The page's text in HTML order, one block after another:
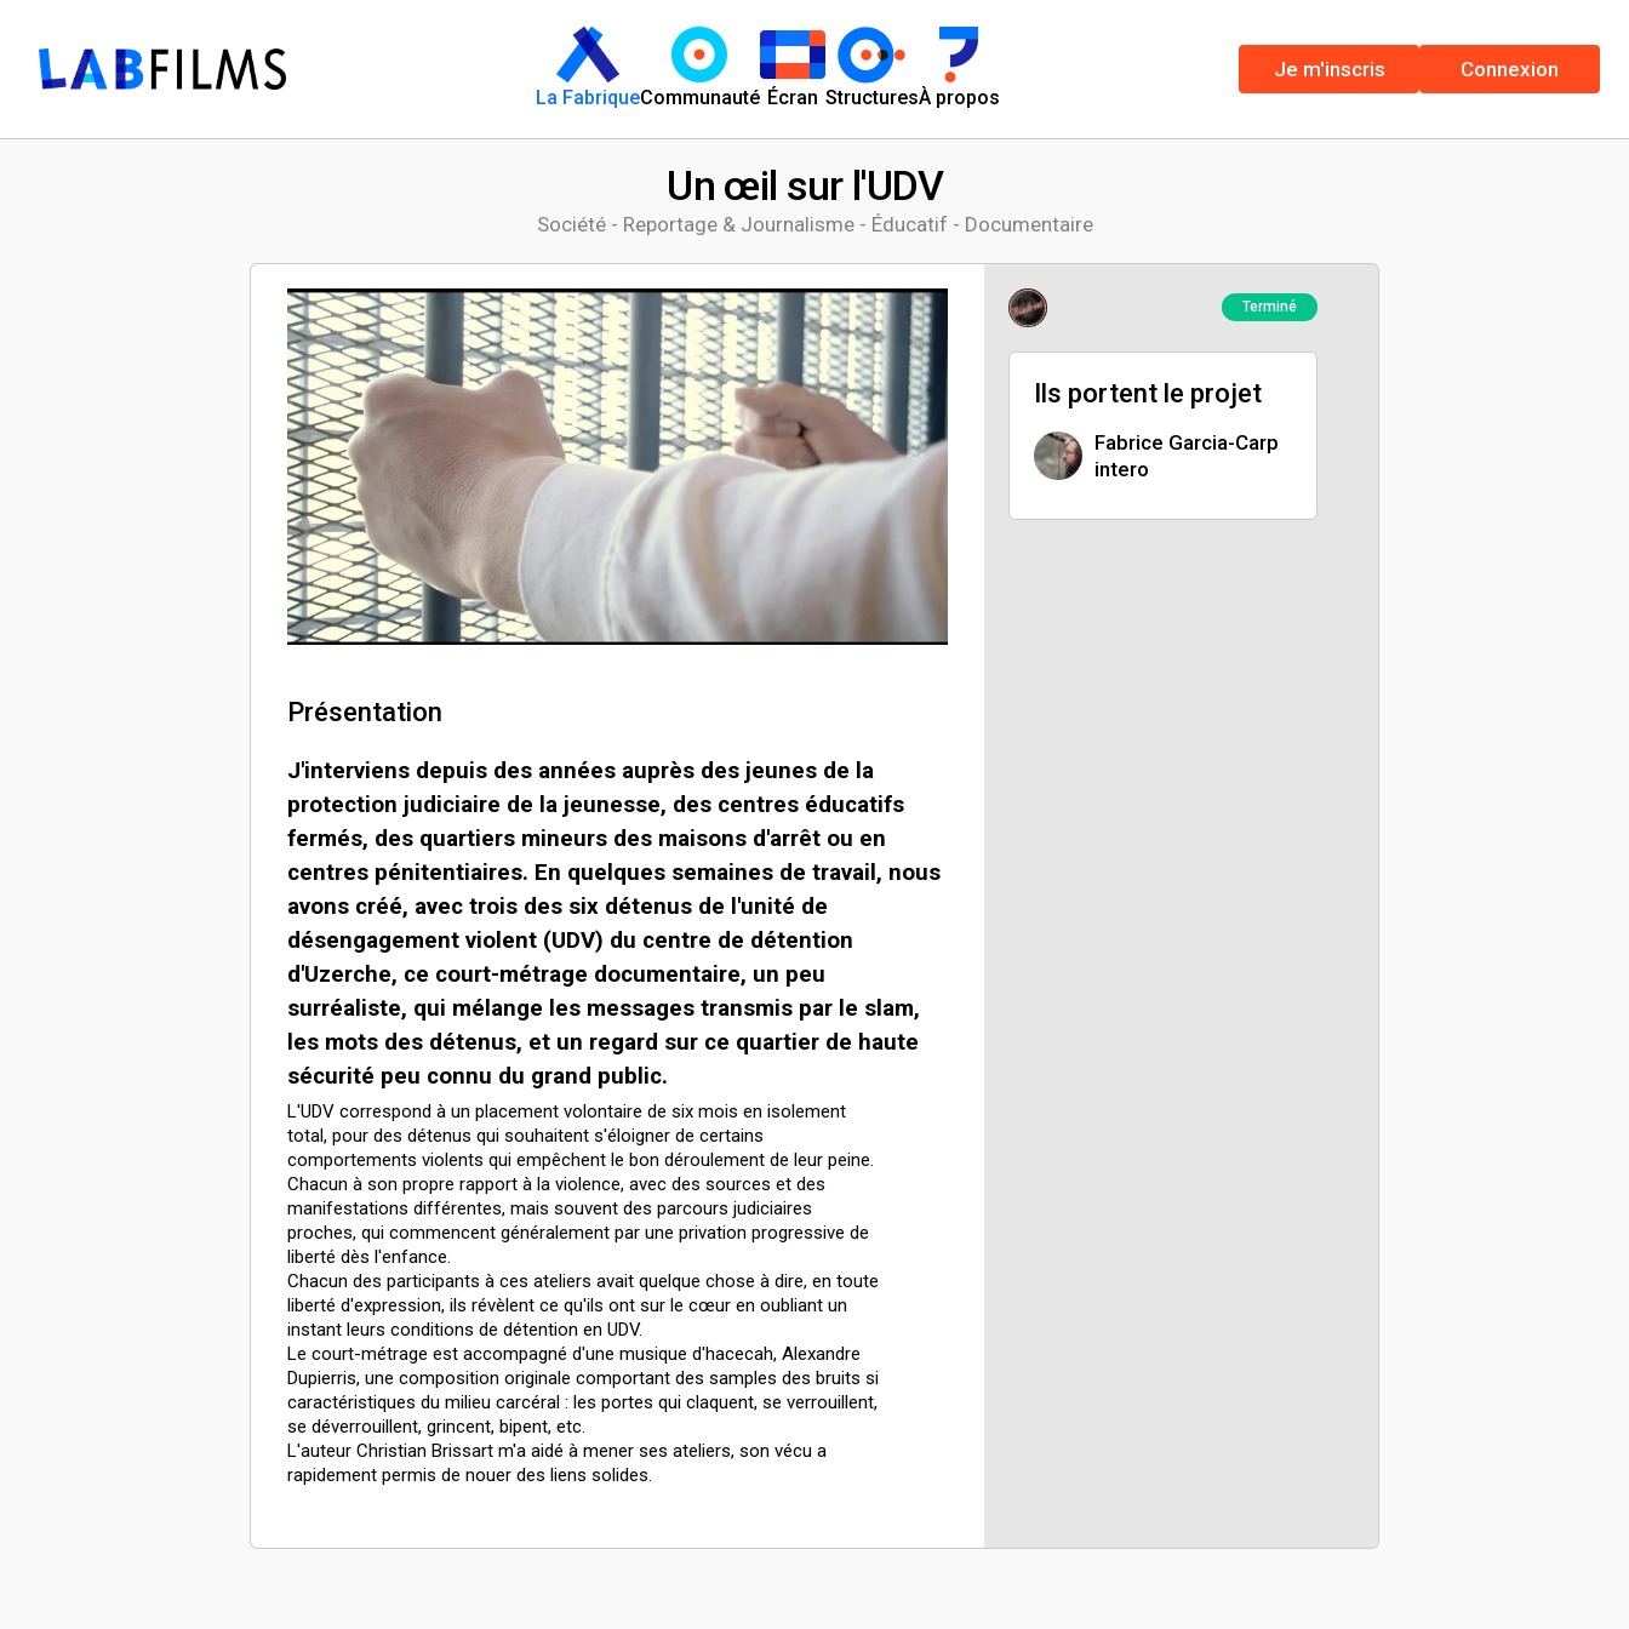
La FabriqueCommunauté Écran StructuresÀ propos
Je m'inscris Connexion
Société - Reportage & Journalisme - Éducatif - Documentaire
Un œil sur l'UDV
Présentation
J'interviens depuis des années auprès des jeunes de la
protection judiciaire de la jeunesse, des centres éducatifs
fermés, des quartiers mineurs des maisons d'arrêt ou en
centres pénitentiaires. En quelques semaines de travail, nous
avons créé, avec trois des six détenus de l'unité de
désengagement violent (UDV) du centre de détention
d'Uzerche, ce court-métrage documentaire, un peu
surréaliste, qui mélange les messages transmis par le slam,
les mots des détenus, et un regard sur ce quartier de haute
sécurité peu connu du grand public.
L'UDV correspond à un placement volontaire de six mois en isolement
total, pour des détenus qui souhaitent s'éloigner de certains
comportements violents qui empêchent le bon déroulement de leur peine.
Chacun à son propre rapport à la violence, avec des sources et des
manifestations différentes, mais souvent des parcours judiciaires
proches, qui commencent généralement par une privation progressive de
liberté dès l'enfance.
Chacun des participants à ces ateliers avait quelque chose à dire, en toute
liberté d'expression, ils révèlent ce qu'ils ont sur le cœur en oubliant un
instant leurs conditions de détention en UDV.
Le court-métrage est accompagné d'une musique d'hacecah, Alexandre
Dupierris, une composition originale comportant des samples des bruits si
caractéristiques du milieu carcéral : les portes qui claquent, se verrouillent,
se déverrouillent, grincent, bipent, etc.
L'auteur Christian Brissart m'a aidé à mener ses ateliers, son vécu a
rapidement permis de nouer des liens solides.
Terminé
Ils portent le projet
Fabrice Garcia-Carp
intero